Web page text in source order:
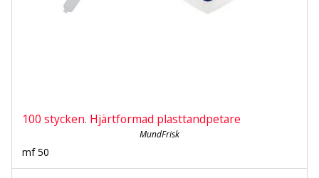
100 stycken. Hjärtformad plasttandpetare
MundFrisk
mf 50